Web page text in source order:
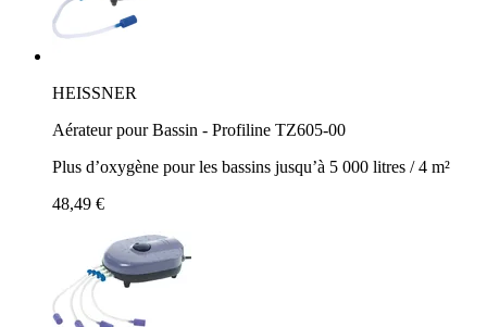
HEISSNER
Aérateur pour Bassin - Profiline TZ605-00
Plus d’oxygène pour les bassins jusqu’à 5 000 litres / 4 m²
48,49 €